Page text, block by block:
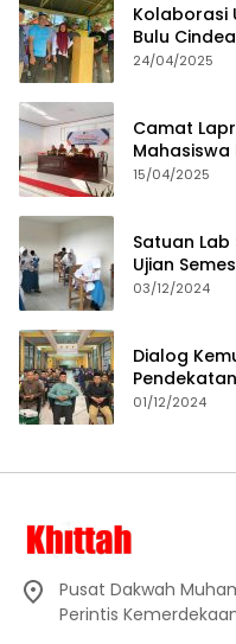
Kolaborasi
Bulu
24/04/2025
Camat
Mahasiswa
15/04/2025
Satuan
Ujian
Proses
03/12/2024
Dialog
01/12/2024
Pusat Dakwah
Perintis